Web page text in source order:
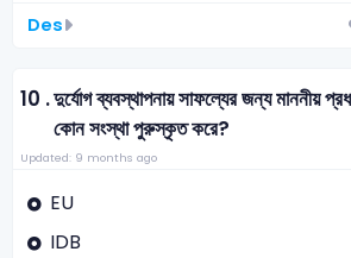
Des
10 .দুর্যোগ ব্যবস্থাপনায় সাফল্যের জন্য মাননীয়
কোন সংস্থা পুরুস্কৃত করে?
Updated: 9 months ago
EU
IDB